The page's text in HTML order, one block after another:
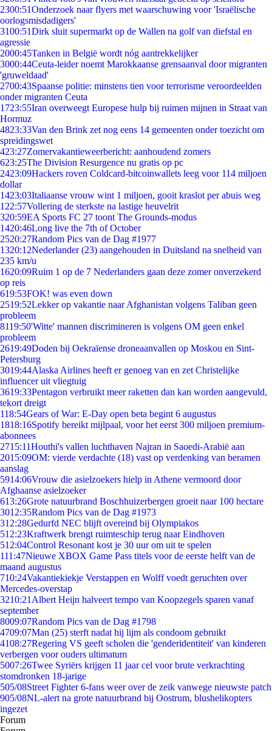
2300:51Onderzoek naar flyers met waarschuwing voor 'Israëlische
oorlogsmisdadigers'
3100:51Dirk sluit supermarkt op de Wallen na golf van diefstal en
agressie
2000:45Tanken in België wordt nóg aantrekkelijker
3000:44Ceuta-leider noemt Marokkaanse grensaanval door migranten
'gruweldaad'
2700:43Spaanse politie: minstens tien voor terrorisme veroordeelden
onder migranten Ceuta
1723:55Iran overweegt Europese hulp bij ruimen mijnen in Straat van
Hormuz
4823:33Van den Brink zet nog eens 14 gemeenten onder toezicht om
spreidingswet
423:27Zomervakantieweerbericht: aanhoudend zomers
623:25The Division Resurgence nu gratis op pc
2423:09Hackers roven Coldcard-bitcoinwallets leeg voor 114 miljoen
dollar
1423:03Italiaanse vrouw wint 1 miljoen, gooit kraslot per abuis weg
1 22:57Vollering de sterkste na lastige heuvelrit
320:59EA Sports FC 27 toont The Grounds-modus
1420:46Long live the 7th of October
2520:27Random Pics van de Dag #1977
1320:12Nederlander (23) aangehouden in Duitsland na snelheid van
235 km/u
1620:09Ruim 1 op de 7 Nederlanders gaan deze zomer onverzekerd
op reis
619:53FOK! was even down
2519:52Lekker op vakantie naar Afghanistan volgens Taliban geen
probleem
8119:50'Witte' mannen discrimineren is volgens OM geen enkel
probleem
2619:49Doden bij Oekraïense droneaanvallen op Moskou en Sint-
Petersburg
3019:44Alaska Airlines heeft er genoeg van en zet Christelijke
influencer uit vliegtuig
3619:33Pentagon verbruikt meer raketten dan kan worden aangevuld,
tekort dreigt
118:54Gears of War: E-Day open beta begint 6 augustus
1818:16Spotify bereikt mijlpaal, voor het eerst 300 miljoen premium-
abonnees
2715:11Houthi's vallen luchthaven Najran in Saoedi-Arabië aan
2015:09OM: vierde verdachte (18) vast op verdenking van beramen
aanslag
5914:06Vrouw die asielzoekers hielp in Athene vermoord door
Afghaanse asielzoeker
613:26Grote natuurbrand Boschhuizerbergen groeit naar 100 hectare
3012:35Random Pics van de Dag #1973
312:28Gedurfd NEC blijft overeind bij Olympiakos
512:23Kraftwerk brengt ruimteschip terug naar Eindhoven
512:04Control Resonant kost je 30 uur om uit te spelen
111:47Nieuwe XBOX Game Pass titels voor de eerste helft van de
maand augustus
710:24Vakantiekiekje Verstappen en Wolff voedt geruchten over
Mercedes-overstap
3210:21 Albert Heijn halveert tempo van Koopzegels sparen vanaf
september
8009:07Random Pics van de Dag #1798
4709:07Man (25) sterft nadat hij lijm als condoom gebruikt
4108:27Regering VS geeft scholen die 'genderidentiteit' van kinderen
verbergen voor ouders ultimatum
5007:26Twee Syriërs krijgen 11 jaar cel voor brute verkrachting
stomdronken 18-jarige
505/08Street Fighter 6-fans weer over de zeik vanwege nieuwste patch
905/08NL-alert na grote natuurbrand bij Oostrum, blushelikopters
ingezet
Forum